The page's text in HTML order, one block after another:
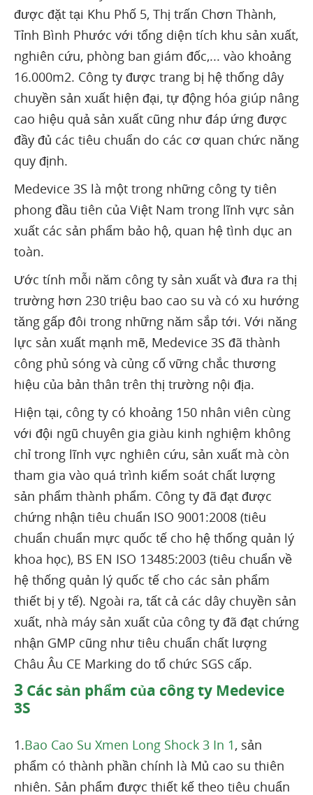
được đặt tại Khu Phố 5, Thị trấn Chơn Thành,
Tỉnh Bình Phước với tổng diện tích khu sản xuất,
nghiên cứu, phòng ban giám đốc,... vào khoảng
16.000m2. Công ty được trang bị hệ thống dây
chuyền sản xuất hiện đại, tự động hóa giúp nâng
cao hiệu quả sản xuất cũng như đáp ứng được
đầy đủ các tiêu chuẩn do các cơ quan chức năng
quy định.
Medevice 3S là một trong những công ty tiên
phong đầu tiên của Việt Nam trong lĩnh vực sản
xuất các sản phẩm bảo hộ, quan hệ tình dục an
toàn.
Ước tính mỗi năm công ty sản xuất và đưa ra thị
trường hơn 230 triệu bao cao su và có xu hướng
tăng gấp đôi trong những năm sắp tới. Với năng
lực sản xuất mạnh mẽ, Medevice 3S đã thành
công phủ sóng và củng cố vững chắc thương
hiệu của bản thân trên thị trường nội địa.
Hiện tại, công ty có khoảng 150 nhân viên cùng
với đội ngũ chuyên gia giàu kinh nghiệm không
chỉ trong lĩnh vực nghiên cứu, sản xuất mà còn
tham gia vào quá trình kiểm soát chất lượng
sản phẩm thành phẩm. Công ty đã đạt được
chứng nhận tiêu chuẩn ISO 9001:2008 (tiêu
chuẩn chuẩn mực quốc tế cho hệ thống quản lý
khoa học), BS EN ISO 13485:2003 (tiêu chuẩn về
hệ thống quản lý quốc tế cho các sản phẩm
thiết bị y tế). Ngoài ra, tất cả các dây chuyền sản
xuất, nhà máy sản xuất của công ty đã đạt chứng
nhận GMP cũng như tiêu chuẩn chất lượng
Châu Âu CE Marking do tổ chức SGS cấp.
3 Các sản phẩm của công ty Medevice
3S
1.Bao Cao Su Xmen Long Shock 3 In 1, sản
phẩm có thành phần chính là Mủ cao su thiên
nhiên. Sản phẩm được thiết kế theo tiêu chuẩn